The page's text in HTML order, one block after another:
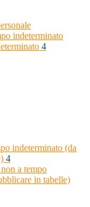
indeterminato
4
indeterminato (da
4
a tempo
in tabelle)